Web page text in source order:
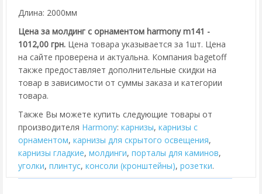
Длина: 2000мм
Цена за молдинг с орнаментом harmony m141 -
1012,00 грн. Цена товара указывается за 1шт. Цена
на сайте проверена и актуальна. Компания bagetoff
также предоставляет дополнительные скидки на
товар в зависимости от суммы заказа и категории
товара.
Также Вы можете купить следующие товары от
производителя Harmony: карнизы, карнизы с
орнаментом, карнизы для скрытого освещения,
карнизы гладкие, молдинги, порталы для каминов,
уголки, плинтус, консоли (кронштейны), розетки.